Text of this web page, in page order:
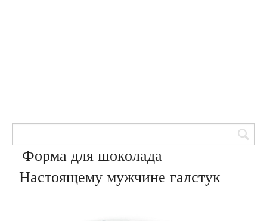
Форма для шоколада
Настоящему мужчине галстук